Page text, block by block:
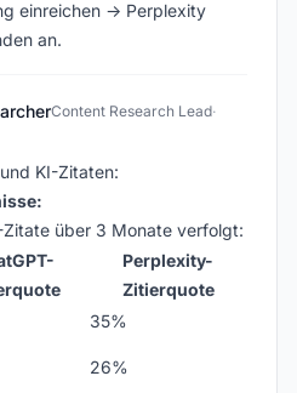
einreichen -> Perplexity
an.
Content Research Lead·
KI-Zitaten:
über 3 Monate verfolgt:
Perplexity-
Zitierquote
35%
26%